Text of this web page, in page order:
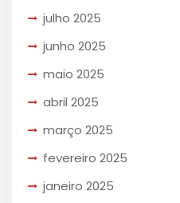
julho 2025
junho 2025
maio 2025
abril 2025
março 2025
fevereiro 2025
janeiro 2025